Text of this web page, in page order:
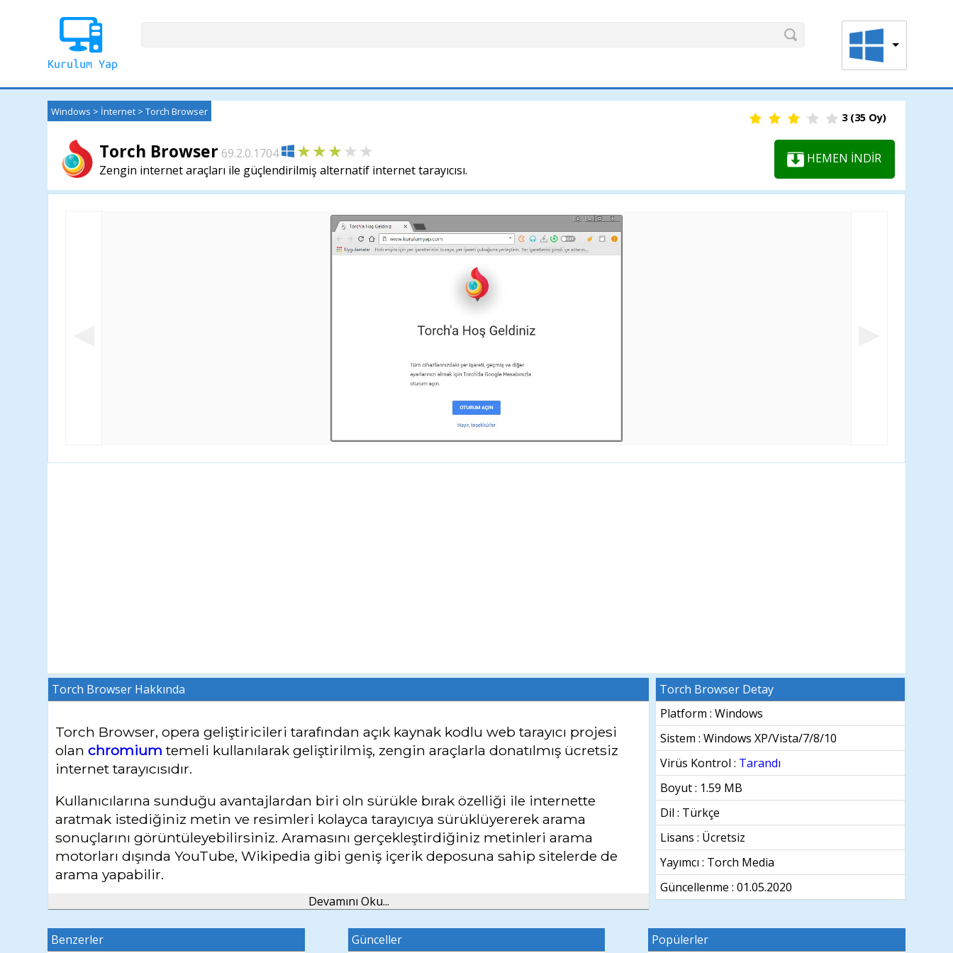
Windows > İnternet >Torch Browser 3(35Oy)
Torch Browser 69.2.0.1704
Zengin internet araçları ile güçlendirilmiş alternatif internet tarayıcısı.
HEMEN İNDİR
Torch Browser Hakkında
Torch Browser, opera geliştiricileri tarafından açık kaynak kodlu web tarayıcı projesi
olanchromium temeli kullanılarak geliştirilmiş, zengin araçlarla donatılmış ücretsiz
internet tarayıcısıdır.
Kullanıcılarına sunduğu avantajlardan biri oln sürükle bırak özelliği ile internette
aratmak istediğiniz metin ve resimleri kolayca tarayıcıya sürüklüyererek arama
sonuçlarını görüntüleyebilirsiniz. Aramasını gerçekleştirdiğiniz metinleri arama
motorları dışında YouTube, Wikipedia gibi geniş içerik deposuna sahip sitelerde de
arama yapabilir.
Sahip olduğu Torch Music eklentisi sayesinde ikinci bir uygulama veya internet
sitesine gerek duymaksızın internet gezintiniz sırasında müzik dinleyebilirsiniz.
Devamını Oku...
Torch Browser Detay
Platform : Windows
Sistem :Windows XP/Vista/7/8/10
Virüs Kontrol : Tarandı
Boyut : 1.59 MB
Dil : Türkçe
Lisans : Ücretsiz
Yayımcı : Torch Media
Güncellenme :01.05.2020
Benzerler
Günceller
Popülerler